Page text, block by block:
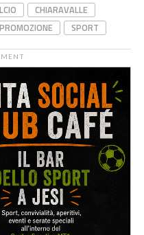
CHIARAVALLE
PROMOZIONE SPORT